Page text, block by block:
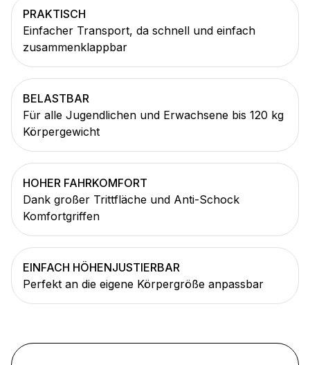
PRAKTISCH
Einfacher Transport, da schnell und einfach
zusammenklappbar
BELASTBAR
Für alle Jugendlichen und Erwachsene bis 120 kg
Körpergewicht
HOHER FAHRKOMFORT
Dank großer Trittfläche und Anti-Schock
Komfortgriffen
EINFACH HÖHENJUSTIERBAR
Perfekt an die eigene Körpergröße anpassbar